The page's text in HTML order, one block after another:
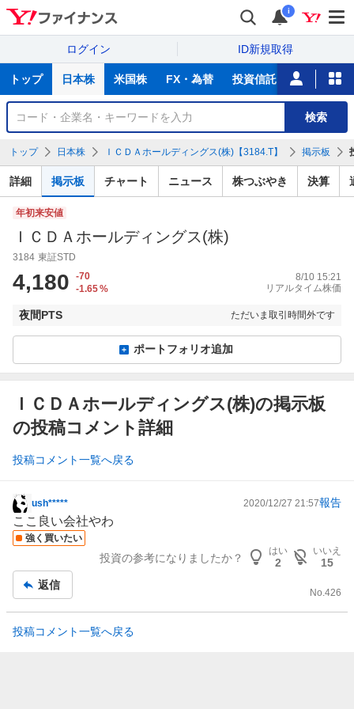
i
ログイン ID新規取得
サ
トップ 日本株 米国株 FX・為替 投資信託 ニュース
銘
検
索
検索
トップ 日本株 ＩＣＤＡホールディングス(株)【3184.T】 掲示板
詳細 掲示板 チャート ニュース 株つぶやき 決算
年初来安値
ＩＣＤＡホールディングス(株)
3184 東証STD
4,180
-70
-1.65%
8/10 15:21
リアルタイム株価
夜間PTS ただいま取引時間外です
ポートフォリオ追加
ＩＣＤＡホールディングス(株)の掲示板
の投稿コメント詳細
投稿コメント一覧へ戻る
掲
示
板
ush***** 2020/12/27 21:57報告
ここ良い会社やわ
強く買いたい
投資の参考になりましたか？
はい
2
いいえ
15
返信
No.426
投稿コメント一覧へ戻る